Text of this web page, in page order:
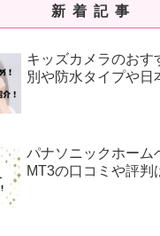
新着記事
キッズカメラのおす
別や防水タイプや日
パナソニックホーム
MT3の口コミや評判